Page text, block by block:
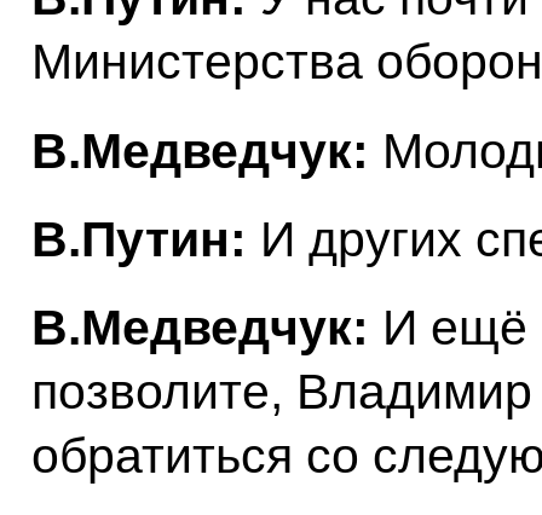
Министерства
В.Медведчук:
В.Путин: И других
В.Медведчук: И ещё
позволите,
обратиться со